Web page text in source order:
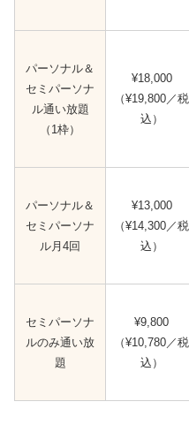
パーソナル＆
セミパーソナ
ル通い放題
（1枠）
¥18,000
（¥19,800／税
込）
パーソナル＆
セミパーソナ
ル月4回
¥13,000
（¥14,300／税
込）
セミパーソナ
ルのみ通い放
題
¥9,800
（¥10,780／税
込）